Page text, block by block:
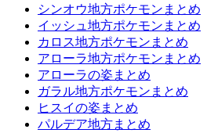
シンオウ地方ポケモンまとめ
イッシュ地方ポケモンまとめ
カロス地方ポケモンまとめ
アローラ地方ポケモンまとめ
アローラの姿まとめ
ガラル地方ポケモンまとめ
ヒスイの姿まとめ
パルデア地方まとめ